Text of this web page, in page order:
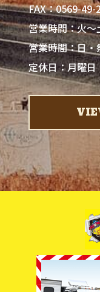
FAX：0569-49-
営業時間：火
営業時間：日
定休日：月曜